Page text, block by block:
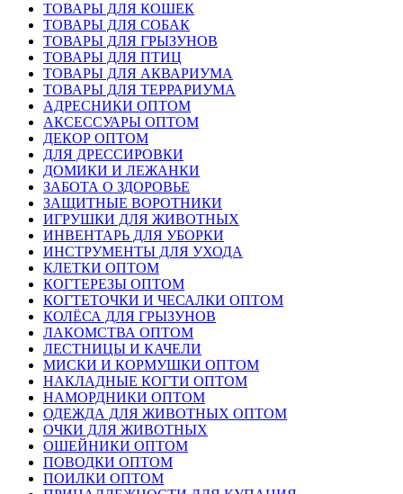
ТОВАРЫ ДЛЯ КОШЕК
ТОВАРЫ ДЛЯ СОБАК
ТОВАРЫ ДЛЯ ГРЫЗУНОВ
ТОВАРЫ ДЛЯ ПТИЦ
ТОВАРЫ ДЛЯ АКВАРИУМА
ТОВАРЫ ДЛЯ ТЕРРАРИУМА
АДРЕСНИКИ ОПТОМ
АКСЕССУАРЫ ОПТОМ
ДЕКОР ОПТОМ
ДЛЯ ДРЕССИРОВКИ
ДОМИКИ И ЛЕЖАНКИ
ЗАБОТА О ЗДОРОВЬЕ
ЗАЩИТНЫЕ ВОРОТНИКИ
ИГРУШКИ ДЛЯ ЖИВОТНЫХ
ИНВЕНТАРЬ ДЛЯ УБОРКИ
ИНСТРУМЕНТЫ ДЛЯ УХОДА
КЛЕТКИ ОПТОМ
КОГТЕРЕЗЫ ОПТОМ
КОГТЕТОЧКИ И ЧЕСАЛКИ ОПТОМ
КОЛЁСА ДЛЯ ГРЫЗУНОВ
ЛАКОМСТВА ОПТОМ
ЛЕСТНИЦЫ И КАЧЕЛИ
МИСКИ И КОРМУШКИ ОПТОМ
НАКЛАДНЫЕ КОГТИ ОПТОМ
НАМОРДНИКИ ОПТОМ
ОДЕЖДА ДЛЯ ЖИВОТНЫХ ОПТОМ
ОЧКИ ДЛЯ ЖИВОТНЫХ
ОШЕЙНИКИ ОПТОМ
ПОВОДКИ ОПТОМ
ПОИЛКИ ОПТОМ